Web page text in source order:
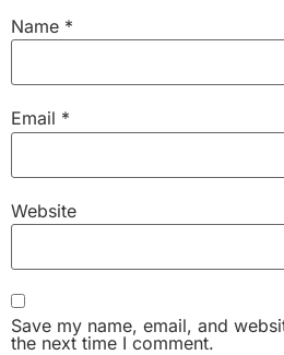
Name *
Email *
Website
Save my name, email, and
the next time I comment.